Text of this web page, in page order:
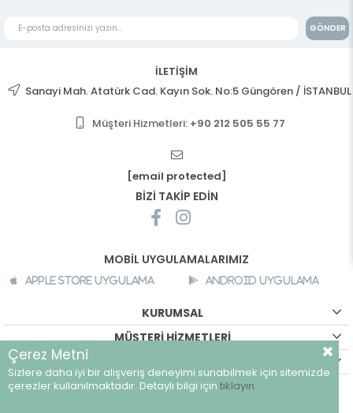
GÖNDER
İLETİŞİM
Sanayi Mah. Atatürk Cad. Kayın Sok. No:5 Güngören / İSTANBUL
Müşteri Hizmetleri: +90 212 505 55 77
[email protected]
BİZİ TAKİP EDİN
MOBİL UYGULAMALARIMIZ
Apple Store Uygulama Android Uygulama
KURUMSAL
MÜŞTERİ HİZMETLERİ
©breeze.com.tr - Tüm hakları saklıdır.
Çerez Metni
Sizlere daha iyi bir alışveriş deneyimi sunabilmek için sitemizde
çerezler kullanılmaktadır. Detaylı bilgi için tıklayın